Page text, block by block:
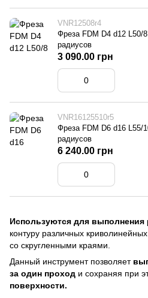
VNR12508r4
Фреза FDM D4 d12 L50/
радиусов
3 090.00 грн
VNR16125510r5
Фреза FDM D6 d16 L55/
радиусов
6 240.00 грн
Используются для
контуру различных
со скругленными краями.
Данный инструмент позволяет
за один проход и сохраняя при
поверхности.